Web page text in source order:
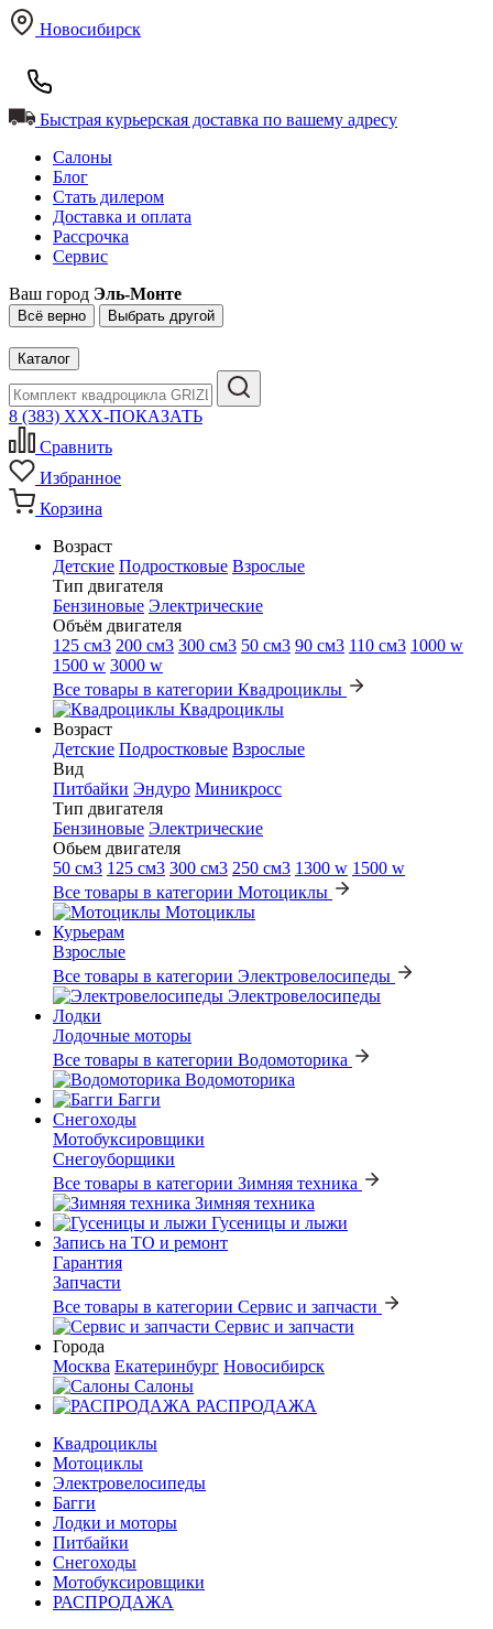
Новосибирск
Быстрая курьерская доставка по вашему адресу
Салоны
Блог
Стать дилером
Доставка и оплата
Рассрочка
Сервис
Ваш город Эль-Монте
Всё верно Выбрать другой
Каталог
8 (383) XXX-ПОКАЗАТЬ
Сравнить
Избранное
Корзина
Возраст
Детские Подростковые Взрослые
Тип двигателя
Бензиновые Электрические
Объём двигателя
125 см3 200 см3 300 см3 50 см3 90 см3 110 см3 1000 w
1500 w 3000 w
Все товары в категории Квадроциклы
Квадроциклы
Возраст
Детские Подростковые Взрослые
Вид
Питбайки Эндуро Миникросс
Тип двигателя
Бензиновые Электрические
Обьем двигателя
50 см3 125 см3 300 см3 250 см3 1300 w 1500 w
Все товары в категории Мотоциклы
Мотоциклы
Курьерам
Взрослые
Все товары в категории Электровелосипеды
Электровелосипеды
Лодки
Лодочные моторы
Все товары в категории Водомоторика
Водомоторика
Багги
Снегоходы
Мотобуксировщики
Снегоуборщики
Все товары в категории Зимняя техника
Зимняя техника
Гусеницы и лыжи
Запись на ТО и ремонт
Гарантия
Запчасти
Все товары в категории Сервис и запчасти
Сервис и запчасти
Города
Москва Екатеринбург Новосибирск
Салоны
РАСПРОДАЖА
Квадроциклы
Мотоциклы
Электровелосипеды
Багги
Лодки и моторы
Питбайки
Снегоходы
Мотобуксировщики
РАСПРОДАЖА